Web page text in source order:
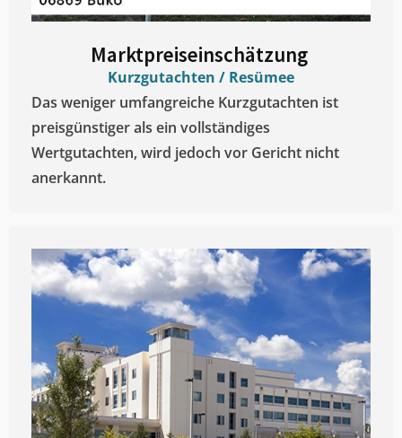
Marktpreiseinschätzung ​
Kurzgutachten / Resümee
Das weniger umfangreiche Kurzgutachten ist
preisgünstiger als ein vollständiges
Wertgutachten, wird jedoch vor Gericht nicht
anerkannt.